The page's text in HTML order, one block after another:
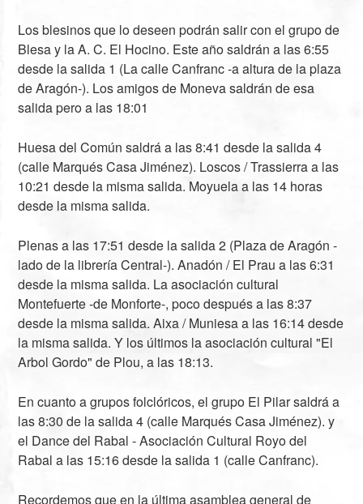
Los blesinos que lo deseen podrán salir con el grupo de
Blesa y la A. C. El Hocino. Este año saldrán a las 6:55
desde la salida 1 (La calle Canfranc -a altura de la plaza
de Aragón-). Los amigos de Moneva saldrán de esa
salida pero a las 18:01
Huesa del Común saldrá a las 8:41 desde la salida 4
(calle Marqués Casa Jiménez). Loscos / Trassierra a las
10:21 desde la misma salida. Moyuela a las 14 horas
desde la misma salida.
Plenas a las 17:51 desde la salida 2 (Plaza de Aragón -
lado de la librería Central-). Anadón / El Prau a las 6:31
desde la misma salida. La asociación cultural
Montefuerte -de Monforte-, poco después a las 8:37
desde la misma salida. Aixa / Muniesa a las 16:14 desde
la misma salida. Y los últimos la asociación cultural "El
Arbol Gordo" de Plou, a las 18:13.
En cuanto a grupos folclóricos, el grupo El Pilar saldrá a
las 8:30 de la salida 4 (calle Marqués Casa Jiménez). y
el Dance del Rabal - Asociación Cultural Royo del
Rabal a las 15:16 desde la salida 1 (calle Canfranc).
Recordemos que en la última asamblea general de